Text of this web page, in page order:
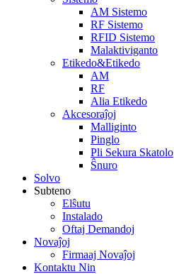
AM Sistemo
RF Sistemo
RFID Sistemo
Malaktiviganto
Etikedo&Etikedo
AM
RF
Alia Etikedo
Akcesoraĵoj
Malliginto
Pinglo
Pli Sekura Skatolo
Ŝnuro
Solvo
Subteno
Elŝutu
Instalado
Oftaj Demandoj
Novaĵoj
Firmaaj Novaĵoj
Kontaktu Nin